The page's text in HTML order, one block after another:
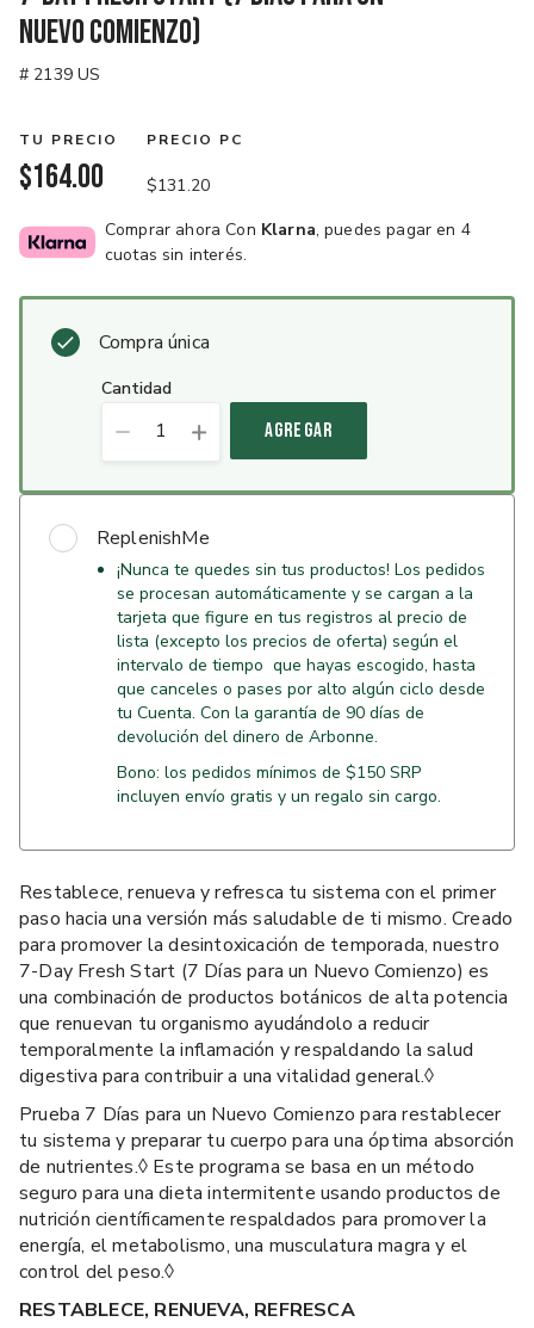
Nuevo Comienzo)
# 2139 US
TU PRECIO
$164.00
PRECIO PC
$131.20
Comprar ahora Con Klarna, puedes pagar en 4
cuotas sin interés.
Compra única
cantidad
1 AGREGAR
ReplenishMe
¡Nunca te quedes sin tus productos! Los pedidos
se procesan automáticamente y se cargan a la
tarjeta que figure en tus registros al precio de
lista (excepto los precios de oferta) según el
intervalo de tiempo que hayas escogido, hasta
que canceles o pases por alto algún ciclo desde
tu Cuenta. Con la garantía de 90 días de
devolución del dinero de Arbonne.
Bono: los pedidos mínimos de $150 SRP
incluyen envío gratis y un regalo sin cargo.
Restablece, renueva y refresca tu sistema con el primer
paso hacia una versión más saludable de ti mismo. Creado
para promover la desintoxicación de temporada, nuestro
7-Day Fresh Start (7 Días para un Nuevo Comienzo) es
una combinación de productos botánicos de alta potencia
que renuevan tu organismo ayudándolo a reducir
temporalmente la inflamación y respaldando la salud
digestiva para contribuir a una vitalidad general.◊
Prueba 7 Días para un Nuevo Comienzo para restablecer
tu sistema y preparar tu cuerpo para una óptima absorción
de nutrientes.◊ Este programa se basa en un método
seguro para una dieta intermitente usando productos de
nutrición científicamente respaldados para promover la
energía, el metabolismo, una musculatura magra y el
control del peso.◊
RESTABLECE, RENUEVA, REFRESCA